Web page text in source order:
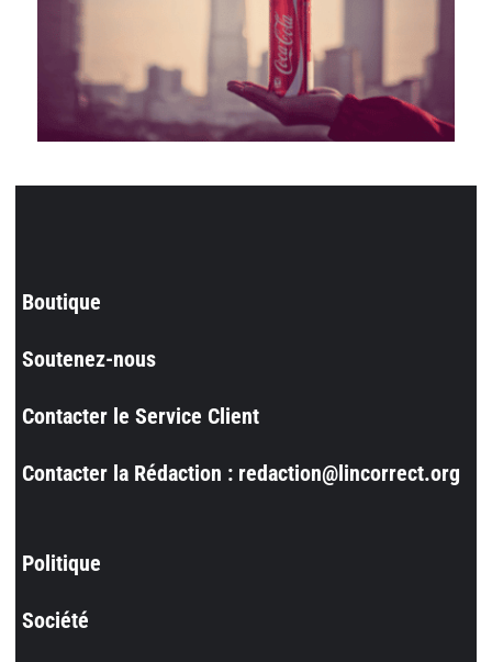
Boutique
Soutenez-nous
Contacter le Service Client
Contacter la Rédaction : redaction@lincorrect.org
Politique
Société